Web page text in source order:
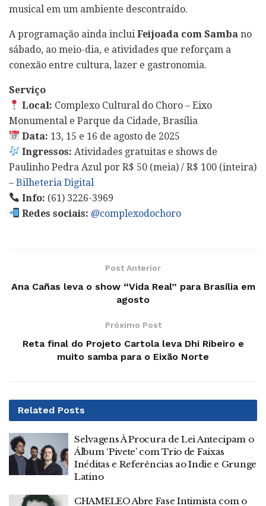
musical em um ambiente descontraído.
A programação ainda inclui Feijoada com Samba no
sábado, ao meio-dia, e atividades que reforçam a
conexão entre cultura, lazer e gastronomia.
Serviço
Local: Complexo Cultural do Choro – Eixo
Monumental e Parque da Cidade, Brasília
Data: 13, 15 e 16 de agosto de 2025
Ingressos: Atividades gratuitas e shows de
Paulinho Pedra Azul por R$ 50 (meia) / R$ 100 (inteira)
– Bilheteria Digital
Info: (61) 3226-3969
Redes sociais: @complexodochoro
Post Anterior
Ana Cañas leva o show “Vida Real” para Brasília em
agosto
Próximo Post
Reta final do Projeto Cartola leva Dhi Ribeiro e
muito samba para o Eixão Norte
Related Posts
Selvagens À Procura de Lei Antecipam o
Álbum ‘Pivete’ com Trio de Faixas
Inéditas e Referências ao Indie e Grunge
Latino
CHAMELEO Abre Fase Intimista com o